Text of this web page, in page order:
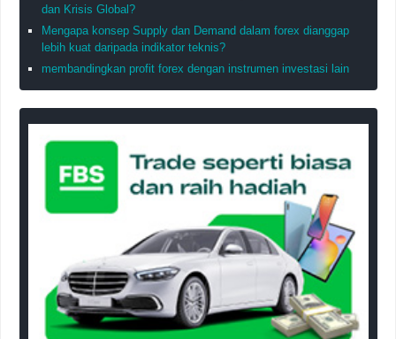
dan Krisis Global?
Mengapa konsep Supply dan Demand dalam forex dianggap
lebih kuat daripada indikator teknis?
membandingkan profit forex dengan instrumen investasi lain